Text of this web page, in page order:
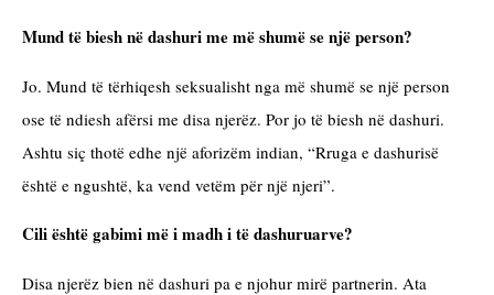
Mund të biesh në dashuri me më shumë se një person?
Jo. Mund të tërhiqesh seksualisht nga më shumë se një person
ose të ndiesh afërsi me disa njerëz. Por jo të biesh në dashuri.
Ashtu siç thotë edhe një aforizëm indian, “Rruga e dashurisë
është e ngushtë, ka vend vetëm për një njeri”.
Cili është gabimi më i madh i të dashuruarve?
Disa njerëz bien në dashuri pa e njohur mirë partnerin. Ata